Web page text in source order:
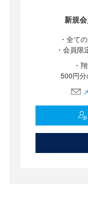
新規
・全て
・会員
・
500円